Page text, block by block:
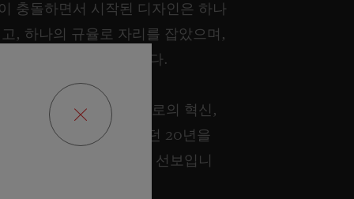
충돌하면서 시작된 디자인은 하나
, 하나의 규율로 자리를 잡았으며,
콘으로 자리 잡았습니다.
작점으로 돌아가 위블로의 혁신,
탁월한 기술이 가득했던 20년을
뱅 오리지널 유니코를 선보입니